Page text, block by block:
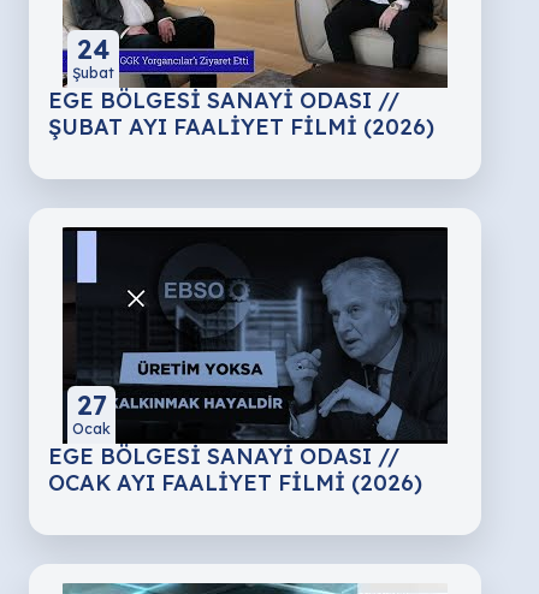
24
Şubat
EGE BÖLGESİ SANAYİ ODASI //
ŞUBAT AYI FAALİYET FİLMİ (2026)
27
Ocak
EGE BÖLGESİ SANAYİ ODASI //
OCAK AYI FAALİYET FİLMİ (2026)